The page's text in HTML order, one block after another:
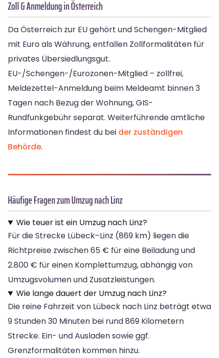
Zoll & Anmeldung in Österreich
Da Österreich zur EU gehört und Schengen-Mitglied
mit Euro als Währung, entfallen Zollformalitäten für
privates Übersiedlungsgut.
EU-/Schengen-/Eurozonen-Mitglied – zollfrei,
Meldezettel-Anmeldung beim Meldeamt binnen 3
Tagen nach Bezug der Wohnung, GIS-
Rundfunkgebühr separat. Weiterführende amtliche
Informationen findest du bei der zuständigen
Behörde.
Häufige Fragen zum Umzug nach Linz
Wie teuer ist ein Umzug nach Linz?
Für die Strecke Lübeck–Linz (869 km) liegen die
Richtpreise zwischen 65 € für eine Beiladung und
2.800 € für einen Komplettumzug, abhängig von
Umzugsvolumen und Zusatzleistungen.
Wie lange dauert der Umzug nach Linz?
Die reine Fahrzeit von Lübeck nach Linz beträgt etwa
9 Stunden 30 Minuten bei rund 869 Kilometern
Strecke. Ein- und Ausladen sowie ggf.
Grenzformalitäten kommen hinzu.